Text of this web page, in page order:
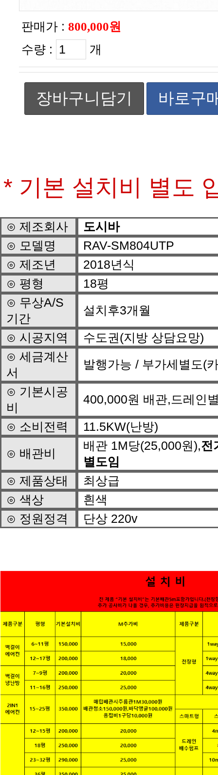
판매가 : 800,000원
수량 : 개
장바구니담기 바로구
* 기본 설치비 별도
⊙ 제조회사
도시바
⊙ 모델명
RAV-SM804UTP
⊙ 제조년
2018년식
⊙ 평형
18평
기간
설치후3개월
⊙ 시공지역
수도권(지방 상담요망)
서
발행가능 / 부가세별도(
비
400,000원 배관,드레인
⊙ 소비전력
11.5KW(난방)
⊙ 배관비
배관 1M당(25,000원),
별도임
⊙ 제품상태
최상급
⊙ 색상
흰색
⊙ 정원정격
단상 220v